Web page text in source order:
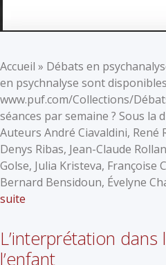
Accueil » Débats en
en psychnalyse sont
www.puf.com/Collections/
séances par semaine ? Sous la
Auteurs André Ciavaldini, René
Denys Ribas, Jean-Claude
Golse, Julia Kristeva, Françoise
Bernard Bensidoun, Évelyne
suite
L’interprétation dans
l’enfant